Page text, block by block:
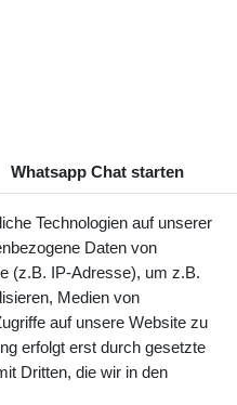
Whatsapp Chat starten
und zzgl. Service- und
Technologien auf unserer
Daten von
(z.B. IP-Adresse), um z.B.
Medien von
auf unsere Website zu
erfolgt erst durch gesetzte
Dritten, die wir in den